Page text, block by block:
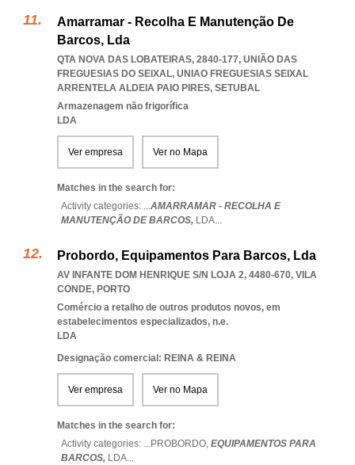
Amarramar - Recolha E Manutenção De
Barcos, Lda
QTA NOVA DAS LOBATEIRAS, 2840-177, UNIÃO DAS
FREGUESIAS DO SEIXAL, UNIAO FREGUESIAS SEIXAL
ARRENTELA ALDEIA PAIO PIRES, SETUBAL
Armazenagem não frigorífica
LDA
Ver empresa Ver no Mapa
Matches in the search for:
Activity categories: ...AMARRAMAR - RECOLHA E
MANUTENÇÃO DE BARCOS, LDA...
Probordo, Equipamentos Para Barcos, Lda
AV INFANTE DOM HENRIQUE S/N LOJA 2, 4480-670, VILA
CONDE, PORTO
Comércio a retalho de outros produtos novos, em
estabelecimentos especializados, n.e.
LDA
Designação comercial: REINA & REINA
Ver empresa Ver no Mapa
Matches in the search for:
Activity categories: ...PROBORDO, EQUIPAMENTOS PARA
BARCOS, LDA...